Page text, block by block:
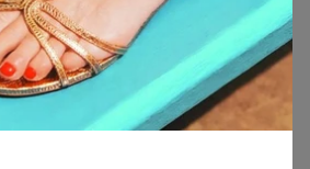
24M
Butyl Acetate, Ethyl
Acetate, Nitrocellulose,